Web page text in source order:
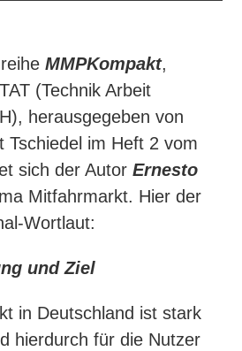
MMPKompakt,
(Technik Arbeit
herausgegeben von
Tschiedel im Heft 2 vom
sich der Autor Ernesto
Mitfahrmarkt. Hier der
Wortlaut:
und Ziel
in Deutschland ist stark
hierdurch für die Nutzer